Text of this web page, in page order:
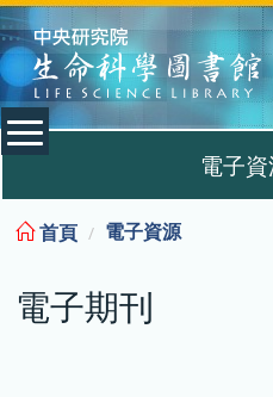
:::
電子
首頁 電子資源
電子期刊